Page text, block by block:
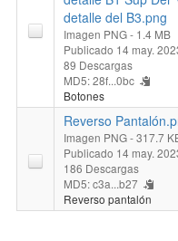
detalle del B3.png
Imagen PNG- 1.4 MB
Publicado 14 may.
89 Descargas
MD5: 28f...0bc
Botones
Reverso
Imagen PNG- 317.7
Publicado 14 may.
186 Descargas
MD5: c3a...b27
Reverso pantalón